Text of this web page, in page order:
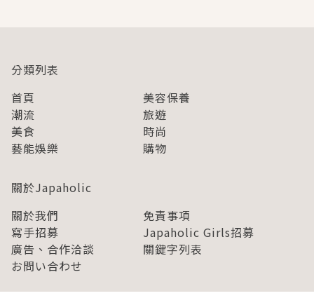
分類列表
首頁
美容保養
潮流
旅遊
美食
時尚
藝能娛樂
購物
關於Japaholic
關於我們
免責事項
寫手招募
Japaholic Girls招募
廣告、合作洽談
關鍵字列表
お問い合わせ